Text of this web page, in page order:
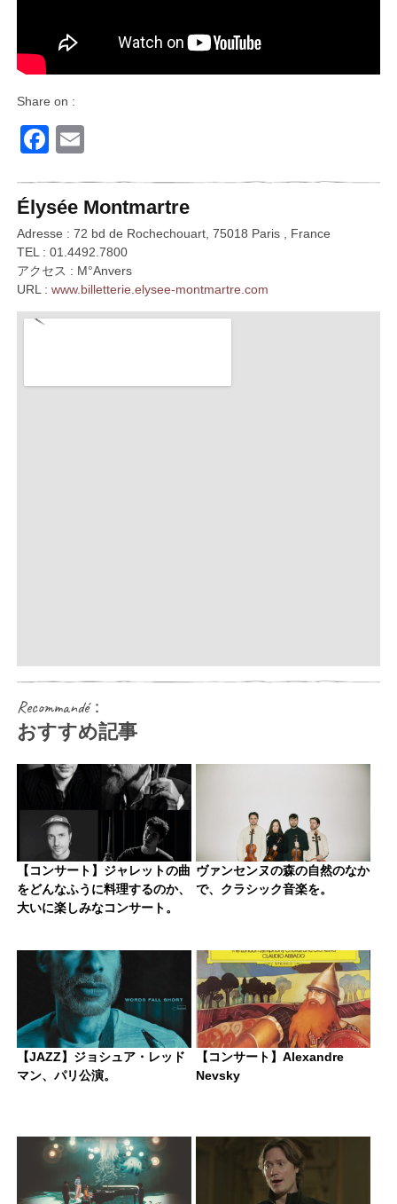
Share on :
Facebook
Élysée Montmartre
Adresse : 72 bd de Rochechouart, 75018 Paris , France
TEL : 01.4492.7800
アクセス : M°Anvers
URL : www.billetterie.elysee-montmartre.com
Recommandé：
おすすめ記事
【コンサート】ジャレットの曲
をどんなふうに料理するのか、
大いに楽しみなコンサート。
ヴァンセンヌの森の自然のなか
で、クラシック音楽を。
【JAZZ】ジョシュア・レッド
マン、パリ公演。
【コンサート】Alexandre
Nevsky